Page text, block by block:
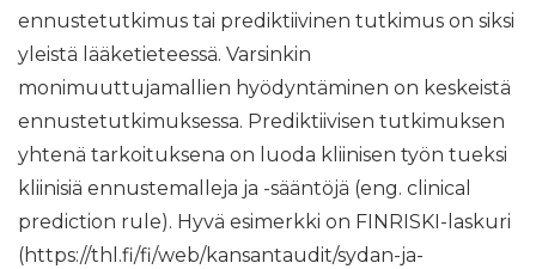
ennustetutkimus tai prediktiivinen tutkimus on siksi
yleistä lääketieteessä. Varsinkin
monimuuttujamallien hyödyntäminen on keskeistä
ennustetutkimuksessa. Prediktiivisen tutkimuksen
yhtenä tarkoituksena on luoda kliinisen työn tueksi
kliinisiä ennustemalleja ja -sääntöjä (eng. clinical
prediction rule). Hyvä esimerkki on FINRISKI-laskuri
(https://thl.fi/fi/web/kansantaudit/sydan-ja-